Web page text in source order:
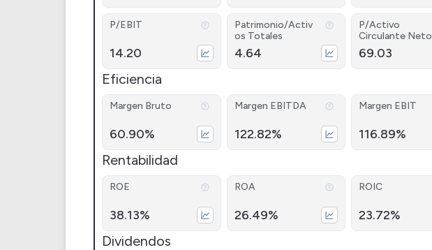
P/EBIT
14.20
Patrimonio/Activ
os Totales
4.64
P/Activo
Circulante Neto
69.03
Eficiencia
Margen Bruto
60.90%
Margen EBITDA
122.82%
Margen EBIT
116.89%
Rentabilidad
ROE
38.13%
ROA
26.49%
ROIC
23.72%
Dividendos